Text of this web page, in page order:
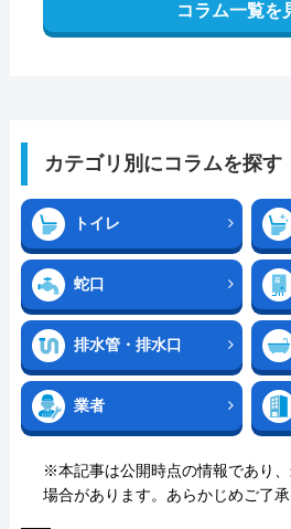
コラム一覧を
カテゴリ別にコラムを探す
トイレ
蛇口
排水管・排水口
業者
※本記事は公開時点の情報であり
場合があります。あらかじめご了承